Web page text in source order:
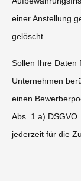
einer Anstellung
gelöscht.
Sollen Ihre Daten
Unternehmen
einen
Abs. 1 a)
jederzeit für die